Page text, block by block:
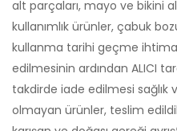
alt parçaları, mayo ve bikini
kullanımlık ürünler, çabuk
kullanma tarihi geçme
edilmesinin ardından ALICI
takdirde iade edilmesi sağlık
olmayan ürünler, teslim